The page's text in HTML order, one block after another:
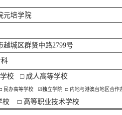
元培学院
越城区群贤中路2799号
校 □ 成人高等学校
民办高等学校 ☑独立学院 □ 内地与港澳台地区合作
校 □ 高等职业技术学校